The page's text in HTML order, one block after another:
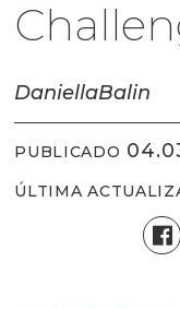
DaniellaBalin
PUBLICADO
ÚLTIMA